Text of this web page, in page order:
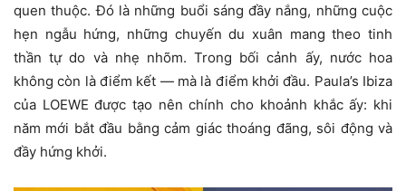
quen thuộc. Đó là những buổi sáng đầy nắng, những cuộc
hẹn ngẫu hứng, những chuyến du xuân mang theo tinh
thần tự do và nhẹ nhõm. Trong bối cảnh ấy, nước hoa
không còn là điểm kết — mà là điểm khởi đầu. Paula’s Ibiza
của LOEWE được tạo nên chính cho khoảnh khắc ấy: khi
năm mới bắt đầu bằng cảm giác thoáng đãng, sôi động và
đầy hứng khởi.